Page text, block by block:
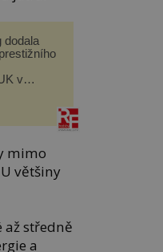
dodala
v
mimo
většiny
až středně
a